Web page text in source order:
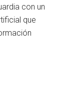
con un
que